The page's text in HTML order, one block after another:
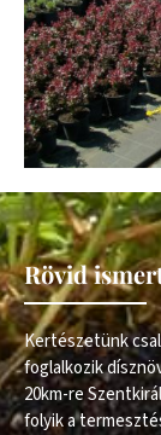
Rövid
Kertészetünk
foglalkozik
20km-re
folyik a